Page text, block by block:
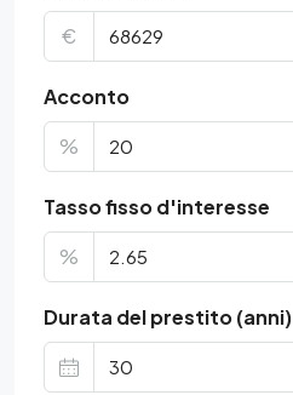
€
Acconto
%
Tasso fisso d'interesse
%
Durata del prestito (anni)